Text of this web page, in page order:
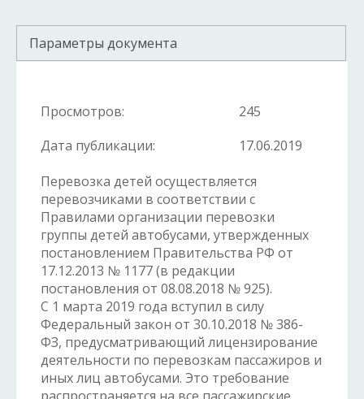
Параметры документа
Просмотров:
245
Дата публикации:
17.06.2019
Перевозка детей осуществляется
перевозчиками в соответствии с
Правилами организации перевозки
группы детей автобусами, утвержденных
постановлением Правительства РФ от
17.12.2013 № 1177 (в редакции
постановления от 08.08.2018 № 925).
С 1 марта 2019 года вступил в силу
Федеральный закон от 30.10.2018 № 386-
ФЗ, предусматривающий лицензирование
деятельности по перевозкам пассажиров и
иных лиц автобусами. Это требование